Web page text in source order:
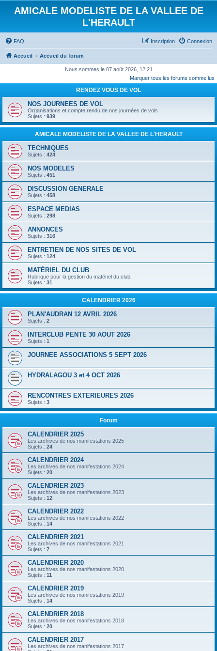
AMICALE MODELISTE DE LA VALLEE DE
L'HERAULT
FAQ Connexion
Inscription
Accueil Accueil du forum
Nous sommes le 07 août 2026, 12:21
Marquer tous les forums comme lus
RENDEZ VOUS DE VOL
NOS JOURNEES DE VOL
Organisations et compte rendu de nos journées de vols
Sujets : 939
AMICALE MODELISTE DE LA VALLEE DE L'HERAULT
TECHNIQUES
Sujets : 424
NOS MODELES
Sujets : 451
DISCUSSION GENERALE
Sujets : 458
ESPACE MEDIAS
Sujets : 298
ANNONCES
Sujets : 316
ENTRETIEN DE NOS SITES DE VOL
Sujets : 124
MATÉRIEL DU CLUB
Rubrique pour la gestion du matériel du club.
Sujets : 31
CALENDRIER 2026
PLAN'AUDRAN 12 AVRIL 2026
Sujets : 2
INTERCLUB PENTE 30 AOUT 2026
Sujets : 1
JOURNEE ASSOCIATIONS 5 SEPT 2026
HYDRALAGOU 3 et 4 OCT 2026
RENCONTRES EXTERIEURES 2026
Sujets : 3
Forum
CALENDRIER 2025
Les archives de nos manifestations 2025
Sujets : 24
CALENDRIER 2024
Les archives de nos manifestations 2024
Sujets : 20
CALENDRIER 2023
Les archives de nos manifestations 2023
Sujets : 12
CALENDRIER 2022
Les archives de nos manifestations 2022
Sujets : 14
CALENDRIER 2021
Les archives de nos manifestations 2021
Sujets : 7
CALENDRIER 2020
Les archives de nos manifestations 2020
Sujets : 11
CALENDRIER 2019
Les archives de nos manifestations 2019
Sujets : 14
CALENDRIER 2018
Les archives de nos manifestations 2018
Sujets : 20
CALENDRIER 2017
Les archives de nos manifestations 2017